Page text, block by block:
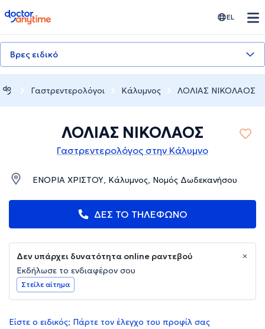
doctoranytime EL
Βρες ειδικό
Γαστρεντερολόγοι Κάλυμνος ΛΟΛΙΑΣ ΝΙΚΟΛΑΟΣ
ΛΟΛΙΑΣ ΝΙΚΟΛΑΟΣ
Γαστρεντερολόγος στην Κάλυμνο
ΕΝΟΡΙΑ ΧΡΙΣΤΟΥ, Κάλυμνος, Νομός Δωδεκανήσου
ΔΕΣ ΤΟ ΤΗΛΕΦΩΝΟ
Δεν υπάρχει δυνατότητα online ραντεβού
Εκδήλωσε το ενδιαφέρον σου
Στείλε αίτημα
Είστε ο ειδικός; Πάρτε τον έλεγχο του προφίλ σας